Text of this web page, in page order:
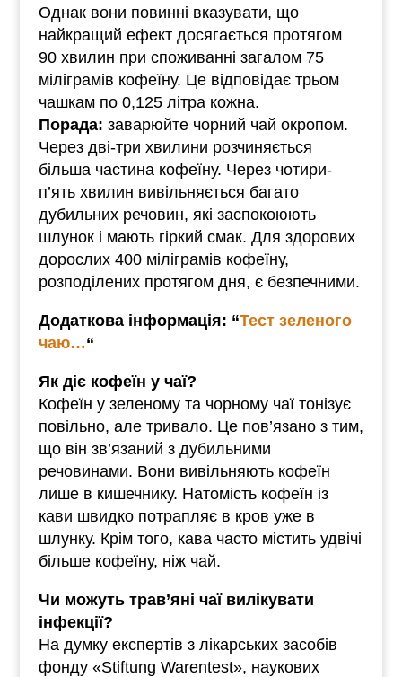
Однак вони повинні вказувати, що
найкращий ефект досягається протягом
90 хвилин при споживанні загалом 75
міліграмів кофеїну. Це відповідає трьом
чашкам по 0,125 літра кожна.
Порада: заварюйте чорний чай окропом.
Через дві-три хвилини розчиняється
більша частина кофеїну. Через чотири-
п’ять хвилин вивільняється багато
дубильних речовин, які заспокоюють
шлунок і мають гіркий смак. Для здорових
дорослих 400 міліграмів кофеїну,
розподілених протягом дня, є безпечними.
Додаткова інформація: “Тест зеленого
чаю…“
Як діє кофеїн у чаї?
Кофеїн у зеленому та чорному чаї тонізує
повільно, але тривало. Це пов’язано з тим,
що він зв’язаний з дубильними
речовинами. Вони вивільняють кофеїн
лише в кишечнику. Натомість кофеїн із
кави швидко потрапляє в кров уже в
шлунку. Крім того, кава часто містить удвічі
більше кофеїну, ніж чай.
Чи можуть трав’яні чаї вилікувати
інфекції?
На думку експертів з лікарських засобів
фонду «Stiftung Warentest», наукових